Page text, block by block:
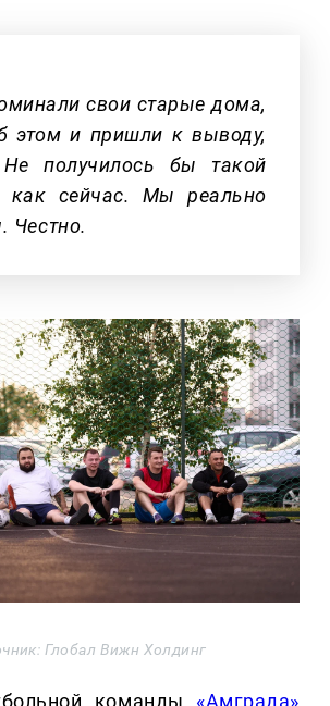
свои старые дома,
этом и пришли к выводу,
получилось бы такой
как сейчас. Мы реально
Честно.
Глобал Вижн Холдинг